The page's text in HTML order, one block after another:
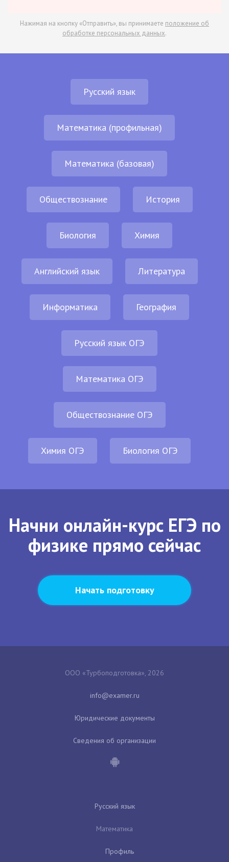
Нажимая на кнопку «Отправить», вы принимаете положение об
обработке персональных данных.
Русский язык
Математика (профильная)
Математика (базовая)
Обществознание История
Биология Химия
Английский язык Литература
Информатика География
Русский язык ОГЭ
Математика ОГЭ
Обществознание ОГЭ
Химия ОГЭ Биология ОГЭ
Начни онлайн-курс ЕГЭ по
физике прямо сейчас
Начать подготовку
ООО «Турбоподготовка», 2026
Юридические документы
Сведения об организации
Русский язык
Математика
Профиль